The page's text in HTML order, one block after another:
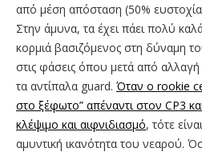
από μέση απόσταση (50%
Στην άμυνα, τα έχει πάει πολύ
κορμιά βασιζόμενος στη δύναμη
στις φάσεις όπου μετά από αλλαγή
τα αντίπαλα guard. Όταν ο rookie
στο ξέφωτο” απέναντι στον CP3
κλέψιμο και αιφνιδιασμό, τότε
αμυντική ικανότητα του νεαρού.